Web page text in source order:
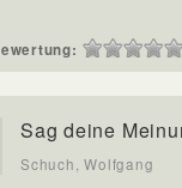
Sag deine
Schuch, Wolfgang